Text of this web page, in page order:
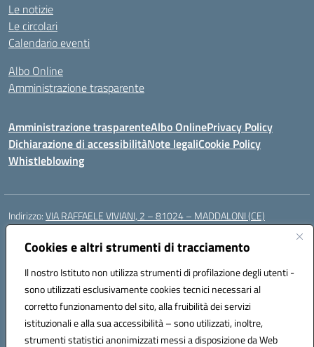
Cookies e altri strumenti di tracciamento
Il nostro Istituto non utilizza strumenti di profilazione degli utenti -
sono utilizzati esclusivamente cookies tecnici necessari al
corretto funzionamento del sito, alla fruibilità dei servizi
istituzionali e alla sua accessibilità – sono utilizzati, inoltre,
strumenti statistici anonimizzati messi a disposizione da Web
Le notizie
Le circolari
Calendario eventi
Albo Online
Amministrazione trasparente
Amministrazione trasparenteAlbo OnlinePrivacy Policy
Dichiarazione di accessibilitàNote legaliCookie Policy
Whistleblowing
Indirizzo:VIA RAFFAELE VIVIANI, 2 – 81024 – MADDALONI (CE)
Centralino:
Posta elettronica certificata (PEC):ceic8av00r@pec.istruzione.it
Codice fiscale: 93086020612
Codice meccanografico:CEIC8AV00R
Codice Indice delle Pubbliche Amministrazioni (IPA): icamm
Codice unico di fatturazione (CUF): UF8WE6